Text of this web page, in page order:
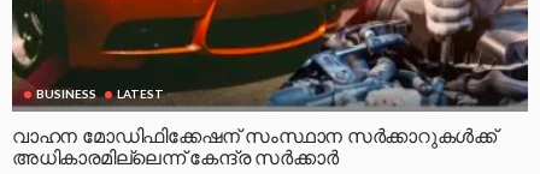
BUSINESS LATEST
വാഹന മോഡിഫിക്കേഷന് സംസ്ഥാന സർക്കാറുകൾക്ക്
അധികാരമില്ലെന്ന് കേന്ദ്ര സർക്കാർ